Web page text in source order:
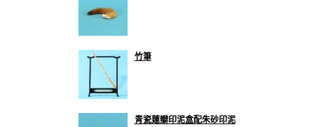
竹筆
青瓷蓮瓣印泥盒配朱砂印泥